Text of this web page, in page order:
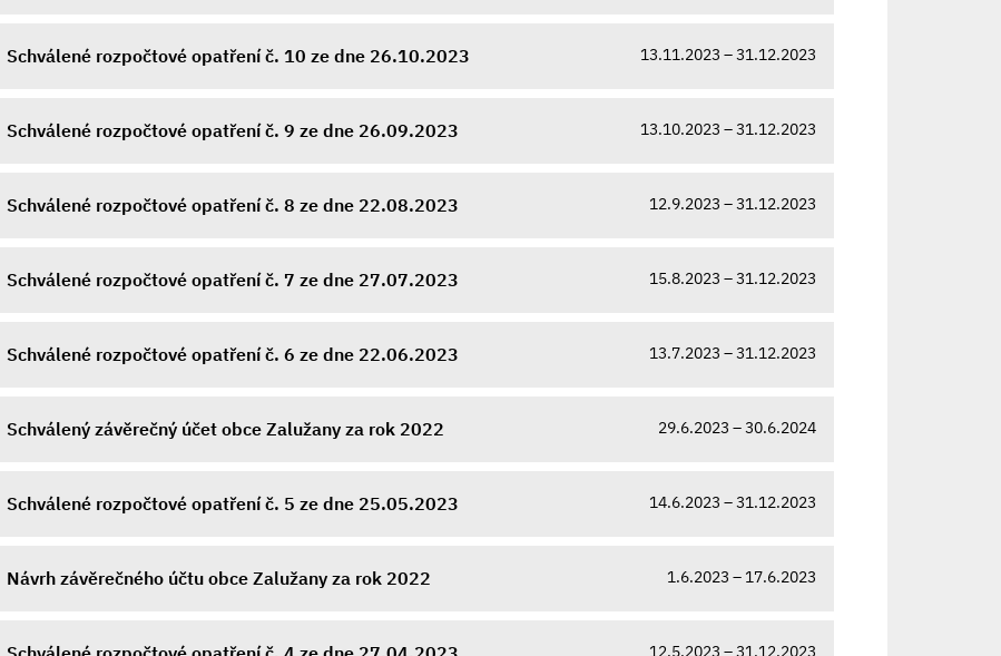
Schválené rozpočtové opatření č. 10 ze dne 26.10.2023 13.11.2023 – 31.12.2023
Schválené rozpočtové opatření č. 9 ze dne 26.09.2023 13.10.2023 – 31.12.2023
Schválené rozpočtové opatření č. 8 ze dne 22.08.2023 12.9.2023 – 31.12.2023
Schválené rozpočtové opatření č. 7 ze dne 27.07.2023 15.8.2023 – 31.12.2023
Schválené rozpočtové opatření č. 6 ze dne 22.06.2023 13.7.2023 – 31.12.2023
Schválený závěrečný účet obce Zalužany za rok 2022 29.6.2023 – 30.6.2024
Schválené rozpočtové opatření č. 5 ze dne 25.05.2023 14.6.2023 – 31.12.2023
Návrh závěrečného účtu obce Zalužany za rok 2022 1.6.2023 – 17.6.2023
12.5.2023 – 31.12.2023